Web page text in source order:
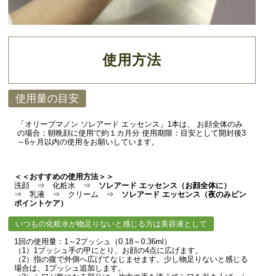
使用方法
使用量の目安
「オリーブマノン ソレアード エッセンス」1本は、 お顔全体のみ
の場合：朝晩顔に使用で約１カ月分 使用期限：目安として開封後3
～6ヶ月以内の使用をお願いしています。
＜＜おすすめの使用方法＞＞
洗顔 ⇒ 化粧水 ⇒ ソレアード エッセンス（お顔全体に）
⇒ 乳液 ⇒ クリーム ⇒ ソレアード エッセンス（夜のみピン
ポイントケア）
いつもの化粧水が物足りないと感じる方は美容液として
1回の使用量：1～2プッシュ（0.18～0.36ml）
（1）1プッシュ手の甲にとり、お顔の4点に広げます。
（2）指の腹で外側へ広げてなじませます。少し物足りないと感じる
場合は、1プッシュ追加します。